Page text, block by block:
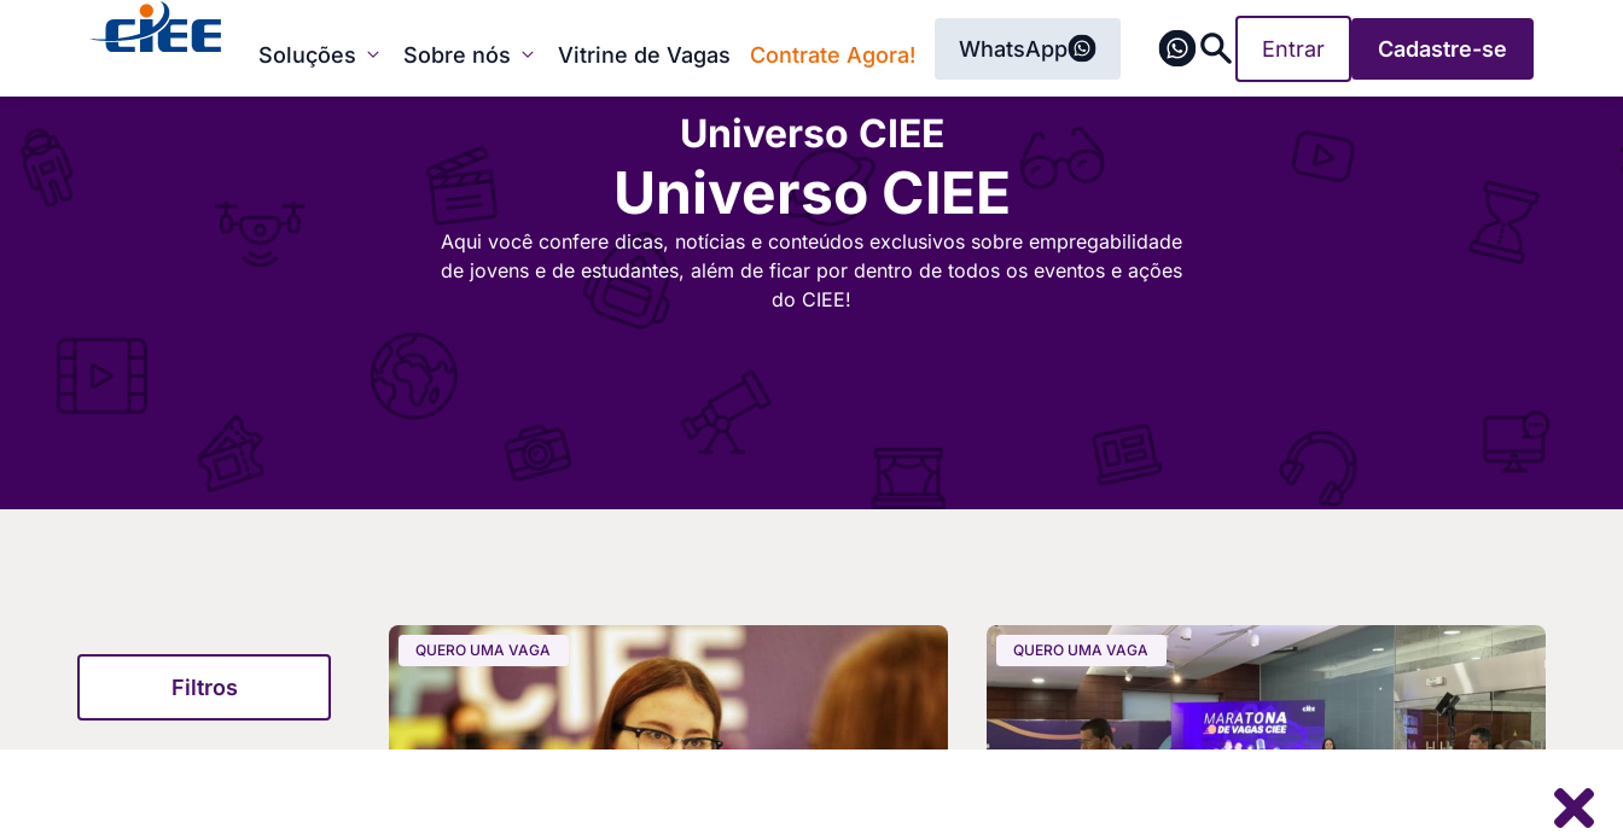
Soluções Sobre nós Vitrine de Vagas Contrate Agora! WhatsApp Entrar Cadastre-se
Universo CIEE
Universo CIEE
Aqui você confere dicas, notícias e conteúdos exclusivos sobre empregabilidade
de jovens e de estudantes, além de ficar por dentro de todos os eventos e ações
do CIEE!
Filtros
QUERO UMA VAGA QUERO UMA VAGA